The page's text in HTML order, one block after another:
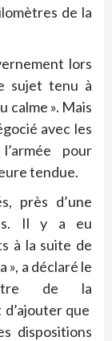
de la
lors
sujet tenu à
calme ». Mais
avec les
pour
tendue.
près d’une
Il y a eu
à la suite de
», a déclaré le
de la
que
dispositions